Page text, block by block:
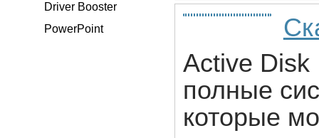
Driver Booster
PowerPoint
Active Disk
полные
которые